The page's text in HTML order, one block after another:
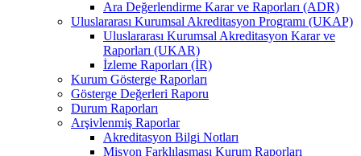
Ara Değerlendirme Karar ve Raporları (ADR)
Uluslararası Kurumsal Akreditasyon Programı (UKAP)
Uluslararası Kurumsal Akreditasyon Karar ve
Raporları (UKAR)
İzleme Raporları (İR)
Kurum Gösterge Raporları
Gösterge Değerleri Raporu
Durum Raporları
Arşivlenmiş Raporlar
Akreditasyon Bilgi Notları
Misyon Farklılaşması Kurum Raporları